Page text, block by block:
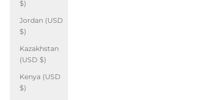
$)
Jordan (USD
$)
Kazakhstan
(USD $)
Kenya (USD
$)